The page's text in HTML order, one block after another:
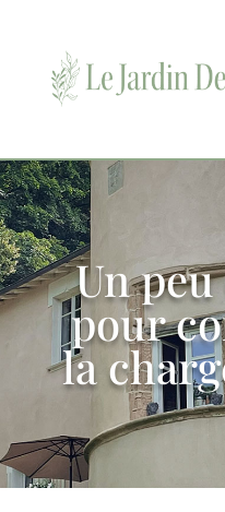
Un
pour
la